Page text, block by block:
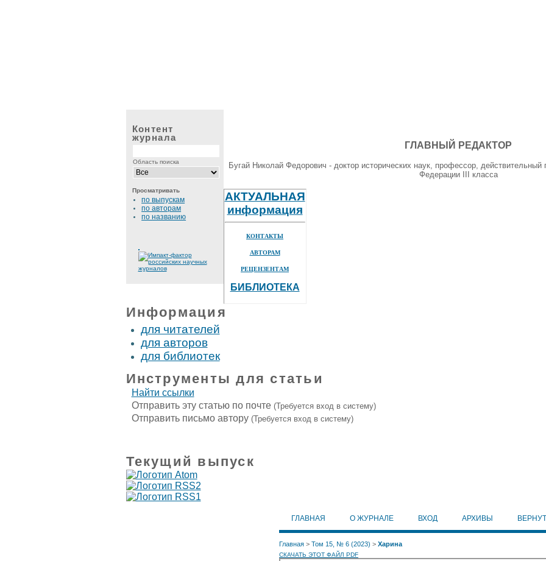
Контент
журнала
Область поиска
Просматривать
по выпускам
по авторам
по названию
ГЛАВНЫЙ РЕДАКТОР
Бугай Николай Федорович - доктор исторических наук, профессор, действительный
Федерации III класса
АКТУАЛЬНАЯ
информация
КОНТАКТЫ
АВТОРАМ
РЕЦЕНЗЕНТАМ
БИБЛИОТЕКА
Информация
для читателей
для авторов
для библиотек
Инструменты для статьи
Найти ссылки
Отправить эту статью по почте (Требуется вход в систему)
Отправить письмо автору (Требуется вход в систему)
Текущий выпуск
ГЛАВНАЯ О ЖУРНАЛЕ ВХОД АРХИВЫ
Главная> Том 15, № 6 (2023) > Харина
СКАЧАТЬ ЭТОТ ФАЙЛ PDF